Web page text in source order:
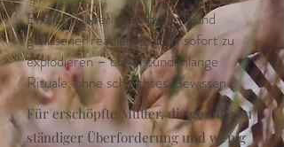
Endlich wieder du selbst sein und
gelassener reagieren, statt sofort zu
explodieren – ohne stundenlange
Rituale, ohne schlechtes Gewissen
Für erschöpfte Mütter, die genug von
ständiger Überforderung und wenig